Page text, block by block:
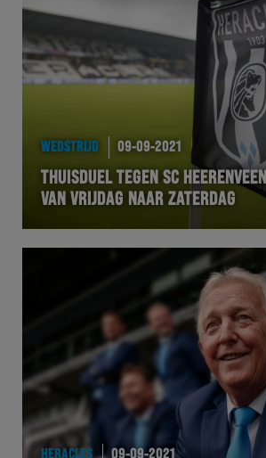
WEDSTRIJD 09-09-2021
THUISDUEL TEGEN SC
VAN VRIJDAG NAAR ZATERDAG
HERACLES 09-09-2021